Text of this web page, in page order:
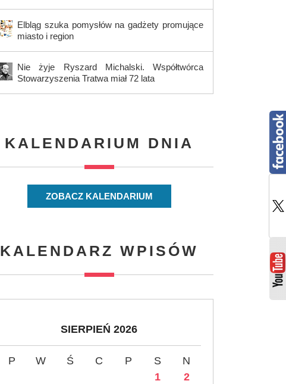
Elbląg szuka pomysłów na gadżety promujące
miasto i region
Nie żyje Ryszard Michalski. Współtwórca
Stowarzyszenia Tratwa miał 72 lata
KALENDARIUM DNIA
ZOBACZ KALENDARIUM
KALENDARZ WPISÓW
SIERPIEŃ 2026
P W Ś C P S
N
1
2